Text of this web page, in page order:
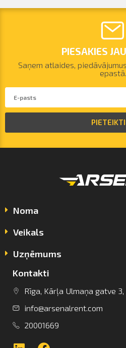
PIESAKIES
Saņem atlaides,
epastā.
Noma
Veikals
Uzņēmums
Kontakti
Rīga, Kārļa Ulmaņa gatve 3,
info@arsenalrent.com
20001669